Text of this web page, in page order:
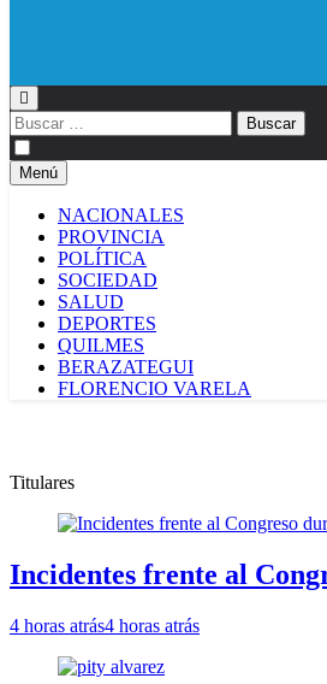
Buscar:
Menú
NACIONALES
PROVINCIA
POLÍTICA
SOCIEDAD
SALUD
DEPORTES
QUILMES
BERAZATEGUI
FLORENCIO VARELA
Titulares
Incidentes frente al
4 horas atrás4 horas atrás